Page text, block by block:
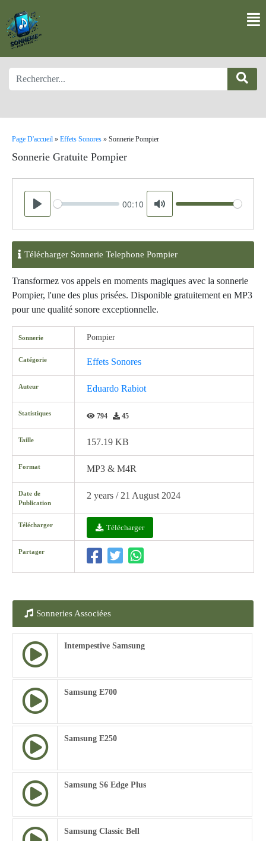
Page D'accueil » Effets Sonores » Sonnerie Pompier
Sonnerie Gratuite Pompier
Play
Seek 00:10
Mute
Volume
Télécharger Sonnerie Telephone Pompier
Transformez vos appels en moments magiques avec la sonnerie
Pompier, l'une des plus prisées. Disponible gratuitement en MP3
pour une qualité sonore exceptionnelle.
Sonnerie Pompier
Catégorie Effets Sonores
Auteur Eduardo Rabiot
Statistiques 794 45
Taille 157.19 KB
Format MP3 & M4R
Date de
Publication
2 years / 21 August 2024
Télécharger Télécharger
Partager
Sonneries Associées
Intempestive Samsung
Samsung E700
Samsung E250
Samsung S6 Edge Plus
Samsung Classic Bell